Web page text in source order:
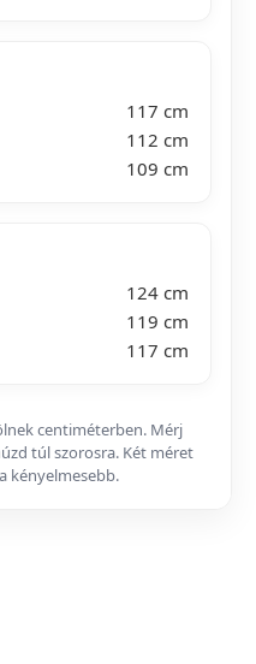
117 cm
112 cm
109 cm
124 cm
119 cm
117 cm
centiméterben. Mérj
túl szorosra. Két méret
kényelmesebb.